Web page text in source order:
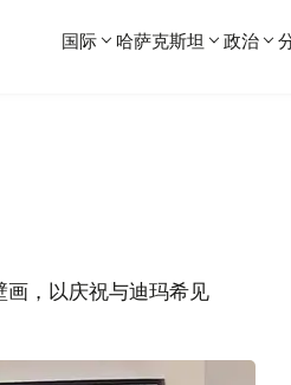
国际 哈萨克斯坦 政治
，以庆祝与迪玛希见